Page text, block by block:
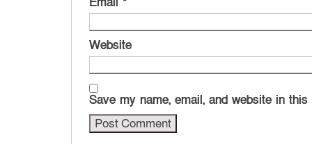
Website
Save my name, email, and website in